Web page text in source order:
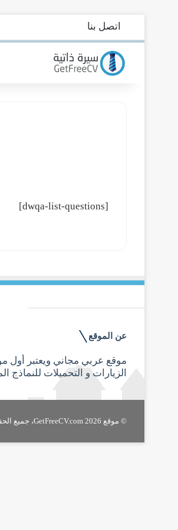
اتصل بنا
[dwqa-list-questions]
عن الموقع
الزيارات و التحميلات للنماذج
© موقع GetFreeCV.com 2026، جميع الحقوق محفوظة |